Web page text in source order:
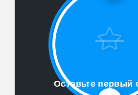
Оставьте первый